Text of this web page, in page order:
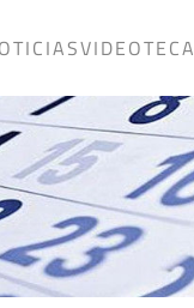
VIDEOTECA